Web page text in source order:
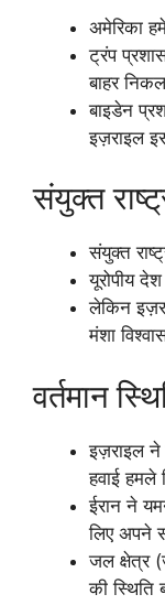
अमेरिका
ट्रंप
बाहर
बाइडेन
इज़राइल
संयुक्त
संयुक्त
यूरोपीय
लेकिन
मंशा
वर्तमान
इज़राइल ने
हवाई हमले
ईरान ने
लिए अपने
जल क्षेत्र
की स्थिति